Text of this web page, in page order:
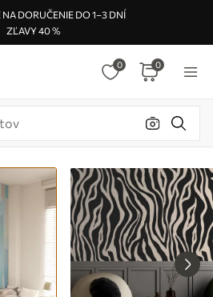
NA DORUČENIE DO 1–3 DNÍ
ZĽAVY 40 %
0 0